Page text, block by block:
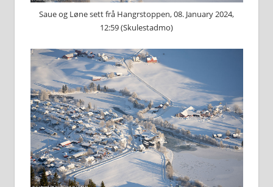
Saue og Løne sett frå Hangrstoppen, 08. January 2024,
12:59 (Skulestadmo)